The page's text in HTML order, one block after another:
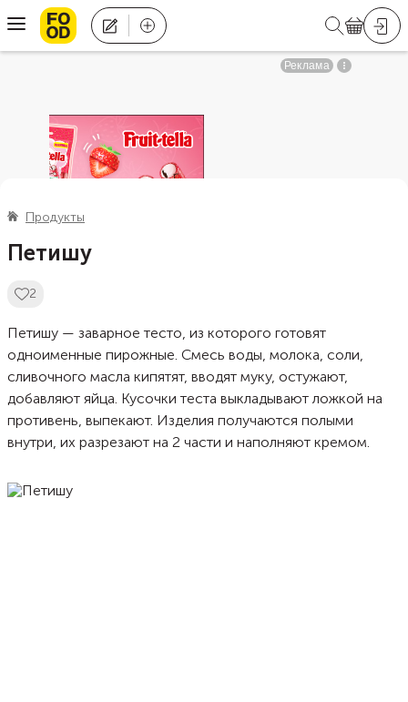
Продукты
Петишу
2
Петишу — заварное тесто, из которого готовят
одноименные пирожные. Смесь воды, молока, соли,
сливочного масла кипятят, вводят муку, остужают,
добавляют яйца. Кусочки теста выкладывают ложкой на
противень, выпекают. Изделия получаются полыми
внутри, их разрезают на 2 части и наполняют кремом.